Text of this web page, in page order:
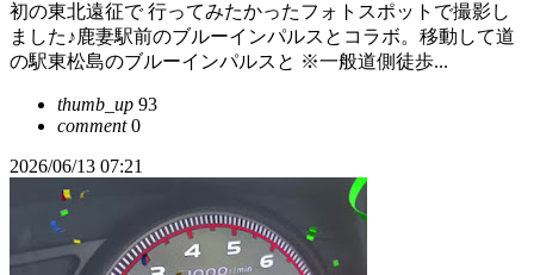
初の東北遠征で 行ってみたかったフォトスポットで撮影し
ました♪鹿妻駅前のブルーインパルスとコラボ。移動して道
の駅東松島のブルーインパルスと ※一般道側徒歩...
thumb_up 93
comment0
2026/06/13 07:21